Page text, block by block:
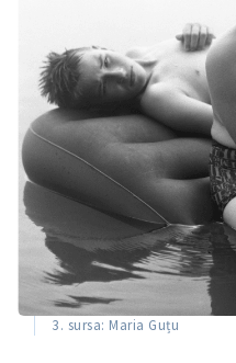
3. sursa: Maria Guțu